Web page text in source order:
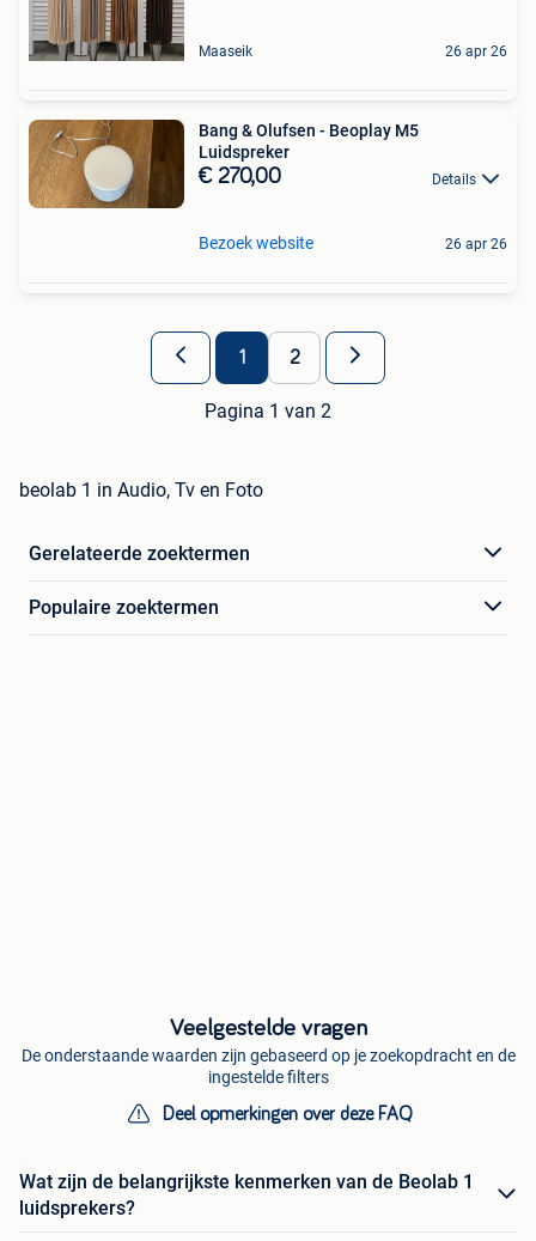
Maaseik 26 apr 26
Bang & Olufsen - Beoplay M5
Luidspreker
€ 270,00 Details
Bezoek website 26 apr 26
1 2
Pagina 1 van 2
beolab 1 in Audio, Tv en Foto
Gerelateerde zoektermen
Populaire zoektermen
Veelgestelde vragen
De onderstaande waarden zijn gebaseerd op je zoekopdracht en de
ingestelde filters
Deel opmerkingen over deze FAQ
Wat zijn de belangrijkste kenmerken van de Beolab 1
luidsprekers?